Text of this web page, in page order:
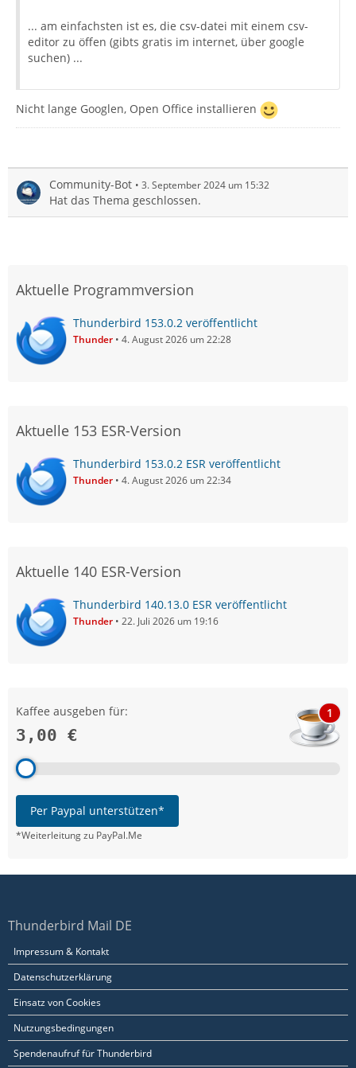
... am einfachsten ist es, die csv-datei mit einem csv-
editor zu öffen (gibts gratis im internet, über google
suchen) ...
Nicht lange Googlen, Open Office installieren
Community-Bot 3. September 2024 um 15:32
Hat das Thema geschlossen.
Aktuelle Programmversion
Thunderbird 153.0.2 veröffentlicht
Thunder 4. August 2026 um 22:28
Aktuelle 153 ESR-Version
Thunderbird 153.0.2 ESR veröffentlicht
Thunder 4. August 2026 um 22:34
Aktuelle 140 ESR-Version
Thunderbird 140.13.0 ESR veröffentlicht
Thunder 22. Juli 2026 um 19:16
Kaffee ausgeben für:
3,00 €
1
Per Paypal unterstützen*
*Weiterleitung zu PayPal.Me
Thunderbird Mail DE
Impressum & Kontakt
Datenschutzerklärung
Einsatz von Cookies
Nutzungsbedingungen
Spendenaufruf für Thunderbird